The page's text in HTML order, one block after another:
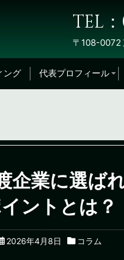
TEL
〒108-0072
ング 代表プロフィール
企業に選ば
ントとは？
2026年4月8日 コラム